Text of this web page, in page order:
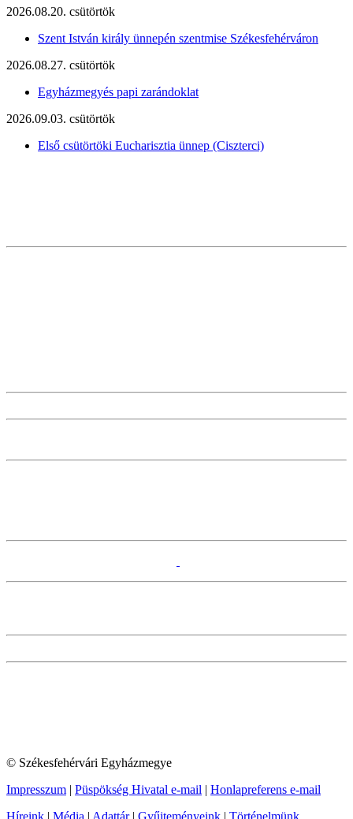
2026.08.20. csütörtök
Szent István király ünnepén szentmise Székesfehérváron
2026.08.27. csütörtök
Egyházmegyés papi zarándoklat
2026.09.03. csütörtök
Első csütörtöki Eucharisztia ünnep (Ciszterci)
© Székesfehérvári Egyházmegye
Impresszum | Püspökség Hivatal e-mail | Honlapreferens e-mail